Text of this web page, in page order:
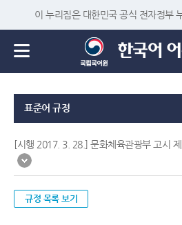
이 누리집은 대한민국 공식 전자정부
표준어 규정
[시행 2017. 3. 28.] 문화체육관광부 고시
규정 목록 보기